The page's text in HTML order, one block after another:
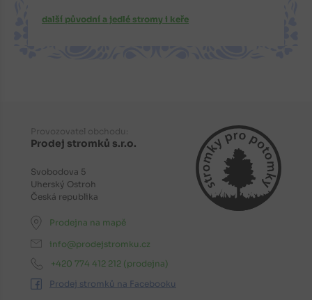
další původní a jedlé stromy i keře
Provozovatel obchodu:
Prodej stromků s.r.o.
Svobodova 5
Uherský Ostroh
Česká republika
Prodejna na mapě
info@prodejstromku.cz
+420 774 412 212 (prodejna)
Prodej stromků na Facebooku